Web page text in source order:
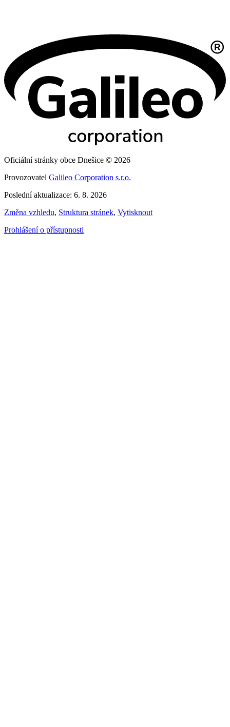
Oficiální stránky obce Dnešice © 2026
Provozovatel Galileo Corporation s.r.o.
Poslední aktualizace: 6. 8. 2026
Změna vzhledu, Struktura stránek, Vytisknout
Prohlášení o přístupnosti